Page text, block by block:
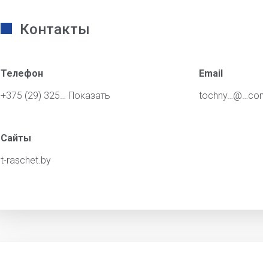
Контакты
Телефон
+375 (29) 325… Показать
Email
Сайты
t-raschet.by